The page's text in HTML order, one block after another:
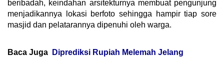
beribadah, keindahan arsitekturnya membuat pengunjung
menjadikannya lokasi berfoto sehingga hampir tiap sore
masjid dan pelatarannya dipenuhi oleh warga.
Baca Juga
Diprediksi Rupiah Melemah Jelang